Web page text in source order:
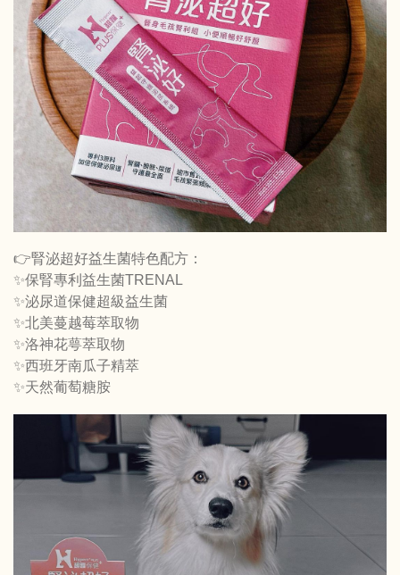
👉腎泌超好益生菌特色配方：
✨保腎專利益生菌TRENAL
✨泌尿道保健超級益生菌
✨北美蔓越莓萃取物
✨洛神花萼萃取物
✨西班牙南瓜子精萃
✨天然葡萄糖胺